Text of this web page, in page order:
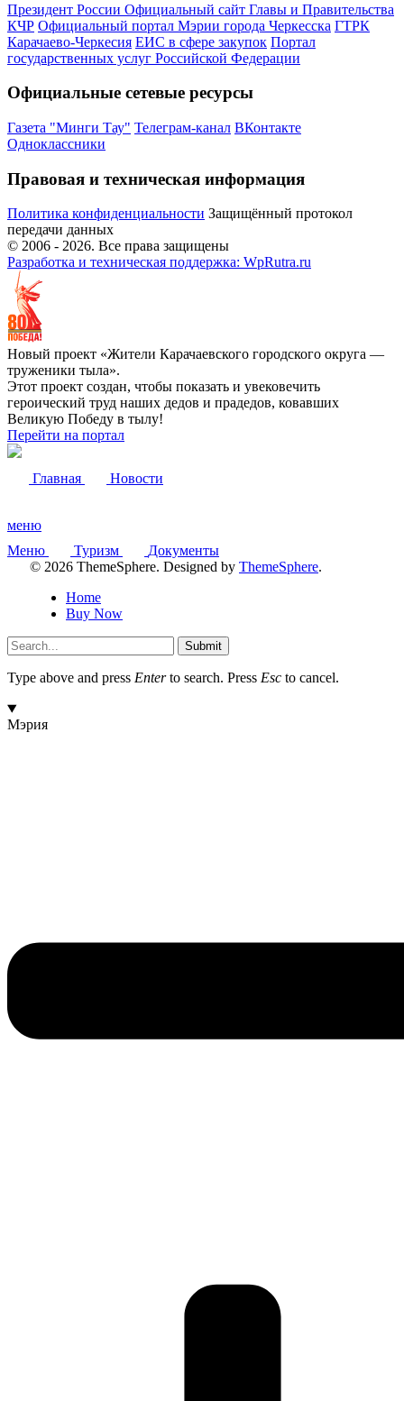
Президент России Официальный сайт Главы и Правительства
КЧР Официальный портал Мэрии города Черкесска ГТРК
Карачаево-Черкесия ЕИС в сфере закупок Портал
государственных услуг Российской Федерации
Официальные сетевые ресурсы
Газета "Минги Тау" Телеграм-канал ВКонтакте
Одноклассники
Правовая и техническая информация
Политика конфиденциальности Защищённый протокол
передачи данных
© 2006 - 2026. Все права защищены
Разработка и техническая поддержка: WpRutra.ru
Новый проект «Жители Карачаевского городского округа —
труженики тыла».
Этот проект создан, чтобы показать и увековечить
героический труд наших дедов и прадедов, ковавших
Великую Победу в тылу!
Перейти на портал
Главная Новости
меню
Меню
Туризм
Документы
© 2026 ThemeSphere. Designed by ThemeSphere.
Home
Buy Now
Submit
Type above and press Enterto search. Press Esc to cancel.
Мэрия